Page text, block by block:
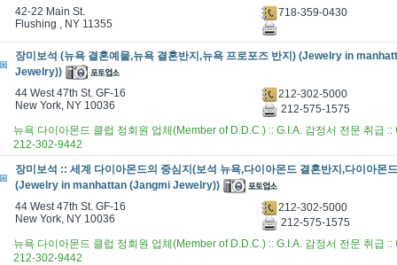
42-22 Main St.
Flushing , NY 11355
718-359-0430
장미보석 (뉴욕 결혼예물,뉴욕 결혼반지,뉴욕 프로포즈 반지) (Jewelry in
Jewelry))
44 West 47th St. GF-16
New York, NY 10036
212-302-5000
212-575-1575
뉴욕 다이아몬드 클럽 정회원 업체(Member of D.D.C.) :: G.I.A. 감정서 전문 취급
212-302-9442
장미보석 :: 세계 다이아몬드의 중심지(보석 뉴욕,다이아몬드 결혼반지,다이아몬
(Jewelry in manhattan (Jangmi Jewelry))
44 West 47th St. GF-16
New York, NY 10036
212-302-5000
212-575-1575
뉴욕 다이아몬드 클럽 정회원 업체(Member of D.D.C.) :: G.I.A. 감정서 전문 취급
212-302-9442